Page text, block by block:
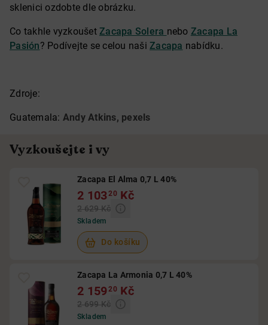
sklenici ozdobte dle obrázku.
Co takhle vyzkoušet Zacapa Solera nebo Zacapa La
Pasión? Podívejte se celou naši Zacapa nabídku.
Zdroje:
Guatemala: Andy Atkins, pexels
Vyzkoušejte i vy
Zacapa El Alma 0,7 L 40%
2 10320 Kč
2 629 Kč
Skladem
Do košíku
Zacapa La Armonia 0,7 L 40%
2 15920 Kč
2 699 Kč
Skladem